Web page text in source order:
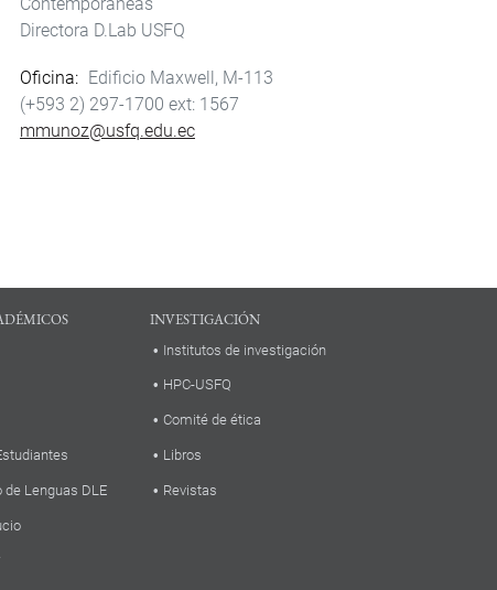
Directora D.Lab USFQ
Oficina
Edificio Maxwell, M-113
(+593 2) 297-1700
1567
mmunoz@usfq.edu.ec
Lenguas DLE
INVESTIGACIÓN
Institutos de investigación
HPC-USFQ
Comité de ética
Libros
Revistas